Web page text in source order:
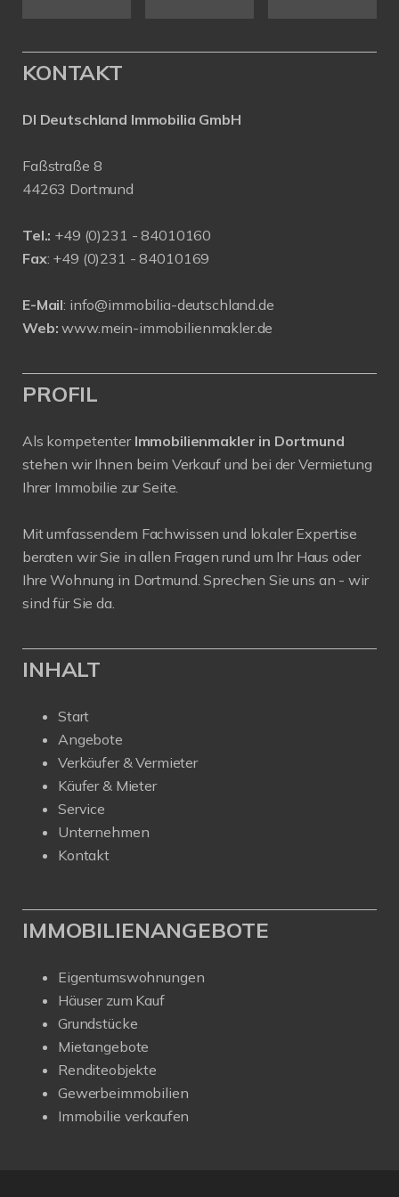
KONTAKT
DI Deutschland Immobilia GmbH
Faßstraße 8
44263 Dortmund
Tel.: +49 (0)231 - 84010160
Fax: +49 (0)231 - 84010169
E-Mail: info@immobilia-deutschland.de
Web: www.mein-immobilienmakler.de
PROFIL
Als kompetenter Immobilienmakler in Dortmund
stehen wir Ihnen beim Verkauf und bei der Vermietung
Ihrer Immobilie zur Seite.
Mit umfassendem Fachwissen und lokaler Expertise
beraten wir Sie in allen Fragen rund um Ihr Haus oder
Ihre Wohnung in Dortmund. Sprechen Sie uns an - wir
sind für Sie da.
INHALT
Start
Angebote
Verkäufer & Vermieter
Käufer & Mieter
Service
Unternehmen
Kontakt
IMMOBILIENANGEBOTE
Eigentumswohnungen
Häuser zum Kauf
Grundstücke
Mietangebote
Renditeobjekte
Gewerbeimmobilien
Immobilie verkaufen